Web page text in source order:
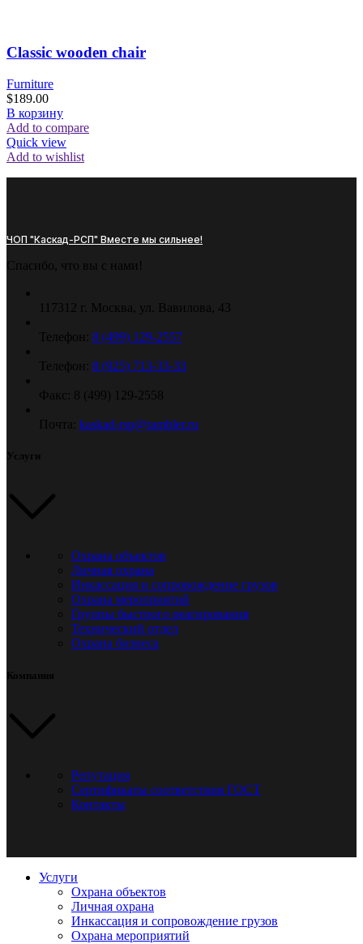
Classic wooden chair
Furniture
$189.00
В корзину
Add to compare
Quick view
Add to wishlist
ЧОП "Каскад-РСП" Вместе мы сильнее!
Спасибо, что вы с нами!
117312 г. Москва, ул. Вавилова, 43
Телефон: 8 (499) 129-2557
Телефон: 8 (925) 713-33-33
Факс: 8 (499) 129-2558
Почта: kaskad-rsp@rambler.ru
Услуги
Охрана объектов
Личная охрана
Инкассация и сопровождение грузов
Охрана мероприятий
Группы быстрого реагирования
Технический отдел
Охрана бизнеса
Компания
Репутация
Сертификаты соответствия ГОСТ
Контакты
Услуги
Охрана объектов
Личная охрана
Инкассация и сопровождение грузов
Охрана мероприятий